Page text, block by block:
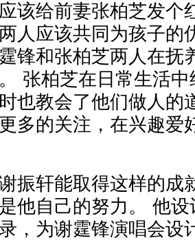
该给前妻张柏芝发个
人应该共同为孩子的
锋和张柏芝两人在抚
张柏芝在日常生活
也教会了他们做人的
多的关注，在兴趣爱
振轩能取得这样的成
他自己的努力。 他
，为谢霆锋演唱会设